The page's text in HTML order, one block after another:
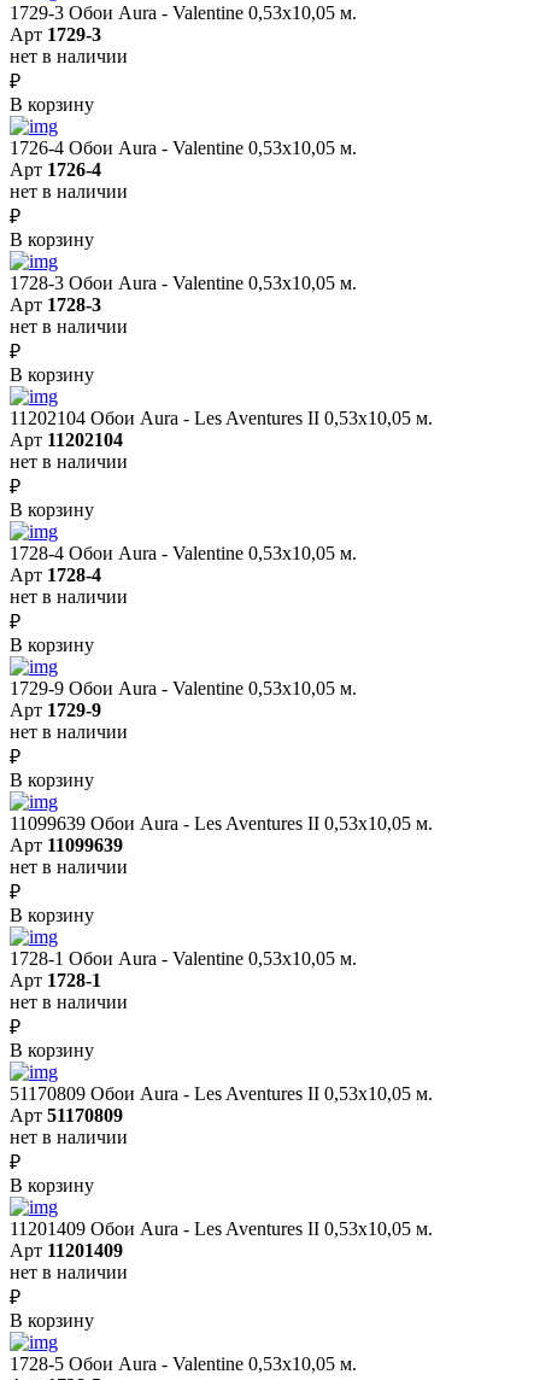
1729-3 Обои Aura - Valentine 0,53х10,05 м.
Арт 1729-3
нет в наличии
₽
В корзину
1726-4 Обои Aura - Valentine 0,53х10,05 м.
Арт 1726-4
нет в наличии
₽
В корзину
1728-3 Обои Aura - Valentine 0,53х10,05 м.
Арт 1728-3
нет в наличии
₽
В корзину
11202104 Обои Aura - Les Aventures II 0,53х10,05 м.
Арт 11202104
нет в наличии
₽
В корзину
1728-4 Обои Aura - Valentine 0,53х10,05 м.
Арт 1728-4
нет в наличии
₽
В корзину
1729-9 Обои Aura - Valentine 0,53х10,05 м.
Арт 1729-9
нет в наличии
₽
В корзину
11099639 Обои Aura - Les Aventures II 0,53х10,05 м.
Арт 11099639
нет в наличии
₽
В корзину
1728-1 Обои Aura - Valentine 0,53х10,05 м.
Арт 1728-1
нет в наличии
₽
В корзину
51170809 Обои Aura - Les Aventures II 0,53х10,05 м.
Арт 51170809
нет в наличии
₽
В корзину
11201409 Обои Aura - Les Aventures II 0,53х10,05 м.
Арт 11201409
нет в наличии
₽
В корзину
1728-5 Обои Aura - Valentine 0,53х10,05 м.